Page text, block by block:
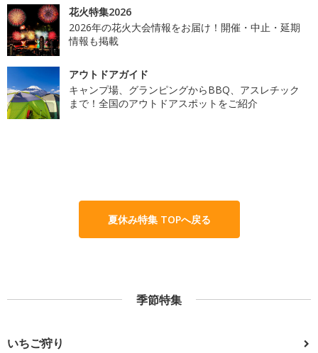
花火特集2026
2026年の花火大会情報をお届け！開催・中止・延期
情報も掲載
アウトドアガイド
キャンプ場、グランピングからBBQ、アスレチック
まで！全国のアウトドアスポットをご紹介
夏休み特集 TOPへ戻る
季節特集
いちご狩り